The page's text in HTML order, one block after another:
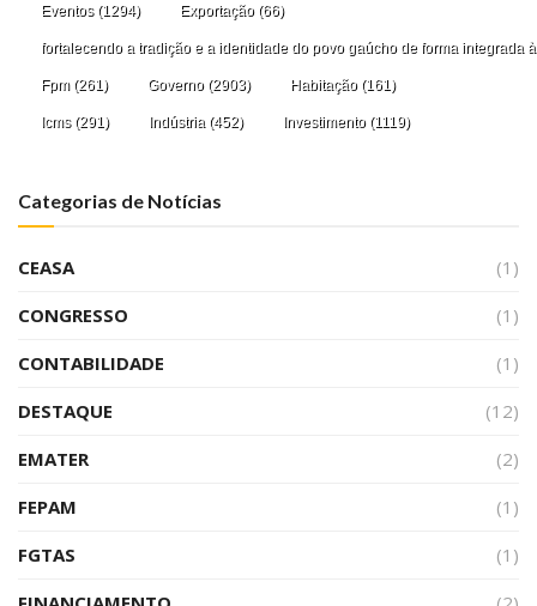
Eventos(1294) Exportação(66)
fortalecendo a tradição e a identidade do povo gaúcho de forma
Fpm(261) Governo(2903) Habitação(161)
Icms(291) Indústria (452) Investimento(1119)
Categorias de Notícias
CEASA
(1)
CONGRESSO
(1)
CONTABILIDADE
(1)
DESTAQUE
(12)
EMATER
(2)
FEPAM
(1)
FGTAS
(1)